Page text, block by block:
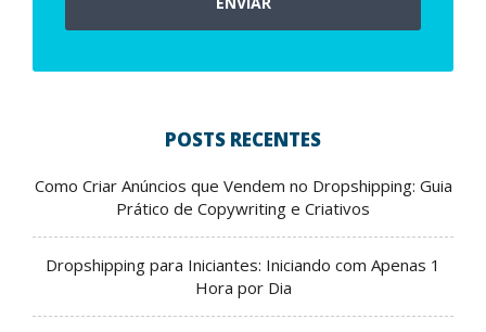
POSTS RECENTES
Como Criar Anúncios que Vendem no Dropshipping: Guia
Prático de Copywriting e Criativos
Dropshipping para Iniciantes: Iniciando com Apenas 1
Hora por Dia